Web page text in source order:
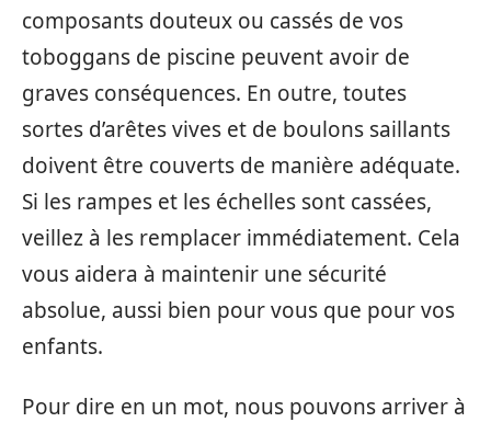
composants douteux ou cassés de vos
toboggans de piscine peuvent avoir de
graves conséquences. En outre, toutes
sortes d’arêtes vives et de boulons saillants
doivent être couverts de manière adéquate.
Si les rampes et les échelles sont cassées,
veillez à les remplacer immédiatement. Cela
vous aidera à maintenir une sécurité
absolue, aussi bien pour vous que pour vos
enfants.
Pour dire en un mot, nous pouvons arriver à